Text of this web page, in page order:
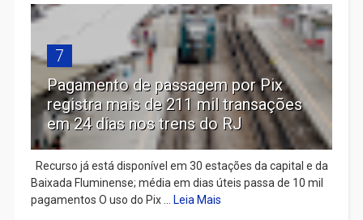
7
Pagamento de passagem por Pix
registra mais de 211 mil transações
em 24 dias nos trens do RJ
Recurso já está disponível em 30 estações da capital e da
Baixada Fluminense; média em dias úteis passa de 10 mil
pagamentos O uso do Pix ...
Leia Mais